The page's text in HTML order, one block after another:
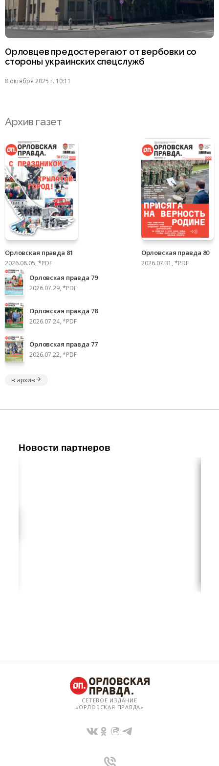
Орловцев предостерегают от вербовки со
стороны украинских спецслужб
8 октября 2025 г. 10:11
Архив газет
Орловская правда 81
2026.08.05, *PDF
Орловская правда 80
2026.07.31, *PDF
Орловская правда 79
2026.07.29, *PDF
Орловская правда 78
2026.07.24, *PDF
Орловская правда 77
2026.07.22, *PDF
в архив
Новости партнеров
СЕТЕВОЕ ИЗДАНИЕ
«ОРЛОВСКАЯ ПРАВДА»